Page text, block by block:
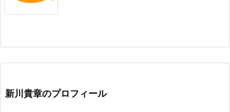
新川貴章のプロフィール